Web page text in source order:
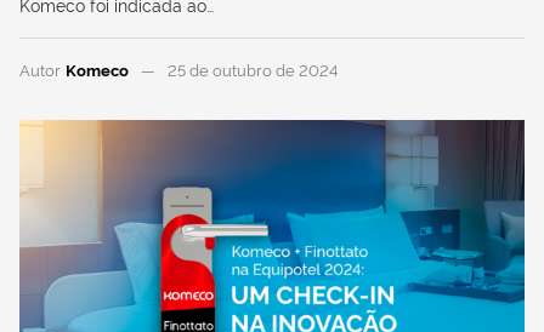
Autor Komeco 25 de outubro de 2024